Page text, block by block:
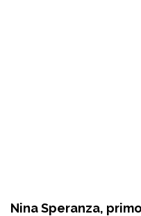
Nina Speranza,